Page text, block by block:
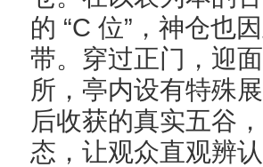
的 “C 位” ，神仓也
带。穿过正门，迎
所，亭内设有特殊
后收获的真实五谷
态，让观众直观辨